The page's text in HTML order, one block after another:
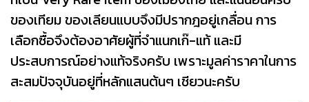
ของเทียม ของเลียนแบบจึงมีปรากฎอยู่เกลื่อน การ
เลือกซื้อจึงต้องอาศัยผู้ที่จำแนกเก๊-แท้ และมี
ประสบการณ์อย่างแท้จริงครับ เพราะมูลค่าราคาในการ
สะสมปัจจุบันอยู่ที่หลักแสนต้นๆ เชียวนะครับ